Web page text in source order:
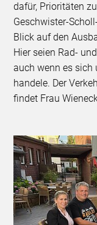
dafür, Prioritäten
Geschwister-
Blick auf den
Hier seien Rad-
auch wenn es sich
handele. Der
findet Frau